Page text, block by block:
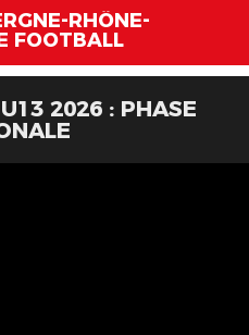
RHÔNE-
FOOTBALL
2026 : PHASE